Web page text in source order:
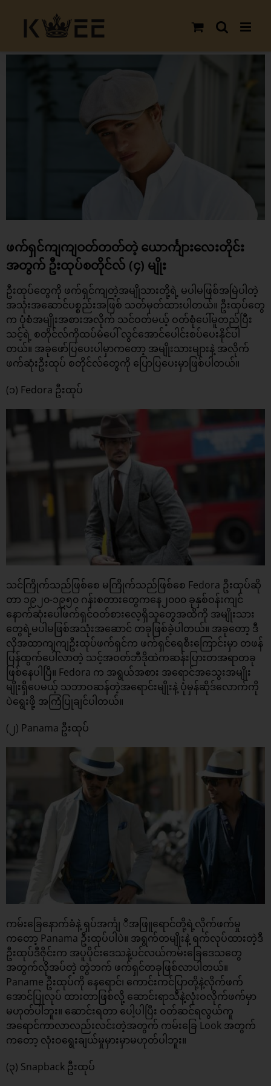
content
ဖက်ရှင်ကျကျဝတ်တတ်တဲ့ ယောင်္ကျားလေးတိုင်း
အတွက် ဦးထုပ်စတိုင်လ် (၄) မျိုး
ဦးထုပ်တွေကို ဖက်ရှင်ကျတဲ့အမျိုသားတို့ရဲ့ မပါမဖြစ်အမြဲပါတဲ့
အသုံးအဆောင်ပစ္စည်းအဖြစ် သတ်မှတ်ထားပါတယ်။ ဦးထုပ်တွေ
က ပုံစံအမျိုးအစားအလိုက် သင်ဝတ်မယ့် ဝတ်စုံပေါ်မူတည်ပြီး
သင့်ရဲ့ စတိုင်လ်ကိုထပ်မံပေါ် လွင်အောင်ပေါင်းစပ်ပေးနိုင်ပါ
တယ်။ အခုဖော်ပြပေးပါမှာကတော့ အမျိုးသားများနဲ့ အလိုက်
ဖက်ဆုံးဦးထုပ် စတိုင်လ်တွေကို ပြောပြပေးမှာဖြစ်ပါတယ်။
(၁) Fedora ဦးထုပ်
သင်ကြိုက်သည်ဖြစ်စေ မကြိုက်သည်ဖြစ်စေ Fedora ဦးထုပ်ဆို
တာ ၁၉၂၀-၁၉၅၀ ဂန်းစတားတွေကနေ၂၀၀၀ ခုနှစ်ဝန်းကျင်
နောက်ဆုံးပေါ်ဖက်ရှင်ဝတ်စားလေ့ရှိသူတွေအထိကို အမျိုးသား
တွေရဲ့မပါမဖြစ်အသုံးအဆောင် တခုဖြစ်ခဲ့ပါတယ်။ အခုတော့ ဒီ
လိုအထာကျကျဦးထုပ်ဖက်ရှင်က ဖက်ရှင်ရေစီးကြောင်းမှာ တဖန်
ပြန်ထွက်ပေါ်လာတဲ့ သင့်အဝတ်ဘီဒိုထဲကဆန်းပြားတအရာတခု
ဖြစ်နေပါပြီ။ Fedora က အရွယ်အစား အရောင်အသွေးအမျိုး
မျိုးရှိပေမယ့် သဘာဝဆန်တဲ့အရောင်းမျိုးနဲ့ ပုံမှန်ဆိုဒ်လောက်ကို
ပဲရွေးဖို့ အကြံပြုချင်ပါတယ်။
(၂) Panama ဦးထုပ်
ကမ်းခြေနောက်ခံနဲ့ ရှပ်အင်္ကျ ီအဖြူရောင်တို့ရဲ့လိုက်ဖက်မှု
ကတော့ Panama ဦးထုပ်ပါပဲ။ အရွက်တမျိုးနဲ့ ရက်လုပ်ထားတဲ့ဒီ
ဦးထုပ်ဒီဇိုင်းက အပူပိုင်းဒေသနဲ့ပင်လယ်ကမ်းခြေဒေသတွေ
အတွက်လိုအပ်တဲ့ တွဲဘက် ဖက်ရှင်တခုဖြစ်လာပါတယ်။
Paname ဦးထုပ်ကို နေရောင်၊ ကောင်းကင်ပြာတို့နဲ့လိုက်ဖက်
အောင်ပြုလုပ် ထားတာဖြစ်လို့ ဆောင်းရာသီနဲ့လုံးဝလိုက်ဖက်မှာ
မဟုတ်ပါဘူး။ ဆောင်းရတာ ပေါ့ပါပြီး ဝတ်ဆင်ရလွယ်ကူ
အရောင်ကာလာလည်းလင်းတဲ့အတွက် ကမ်းခြေ Look အတွက်
ကတော့ လုံးဝရွေးချယ်မှုမှားမှာမဟုတ်ပါဘူး။
(၃) Snapback ဦးထုပ်